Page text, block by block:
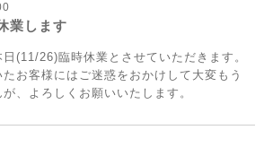
業します
(11/26)臨時休業とさせていただきます。
お客様にはご迷惑をおかけして大変もう
、よろしくお願いいたします。